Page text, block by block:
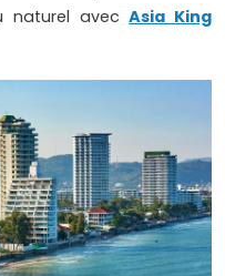
naturel avecAsia King